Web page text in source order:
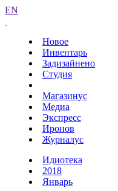
EN
Новое
Инвентарь
Задизайнено
Студия
Магазинус
Медиа
Экспресс
Иронов
Журналус
Идиотека
2018
Январь